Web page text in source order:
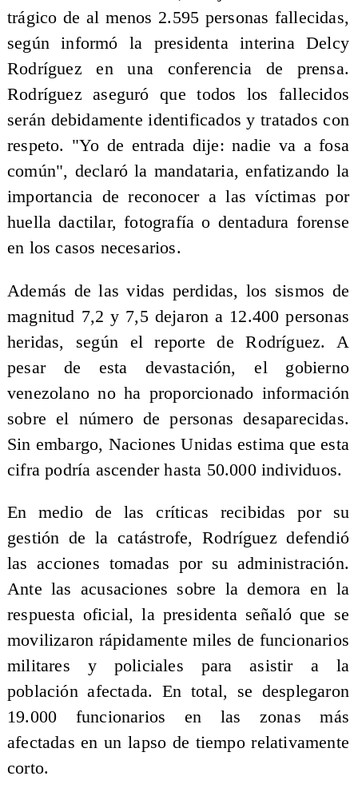
trágico de al menos 2.595 personas fallecidas,
según informó la presidenta interina Delcy
Rodríguez en una conferencia de prensa.
Rodríguez aseguró que todos los fallecidos
serán debidamente identificados y tratados con
respeto. "Yo de entrada dije: nadie va a fosa
común", declaró la mandataria, enfatizando la
importancia de reconocer a las víctimas por
huella dactilar, fotografía o dentadura forense
en los casos necesarios.
Además de las vidas perdidas, los sismos de
magnitud 7,2 y 7,5 dejaron a 12.400 personas
heridas, según el reporte de Rodríguez. A
pesar de esta devastación, el gobierno
venezolano no ha proporcionado información
sobre el número de personas desaparecidas.
Sin embargo, Naciones Unidas estima que esta
cifra podría ascender hasta 50.000 individuos.
En medio de las críticas recibidas por su
gestión de la catástrofe, Rodríguez defendió
las acciones tomadas por su administración.
Ante las acusaciones sobre la demora en la
respuesta oficial, la presidenta señaló que se
movilizaron rápidamente miles de funcionarios
militares y policiales para asistir a la
población afectada. En total, se desplegaron
19.000 funcionarios en las zonas más
afectadas en un lapso de tiempo relativamente
corto.